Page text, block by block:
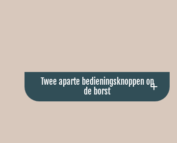
Twee aparte bedieningsknoppen op
de borst